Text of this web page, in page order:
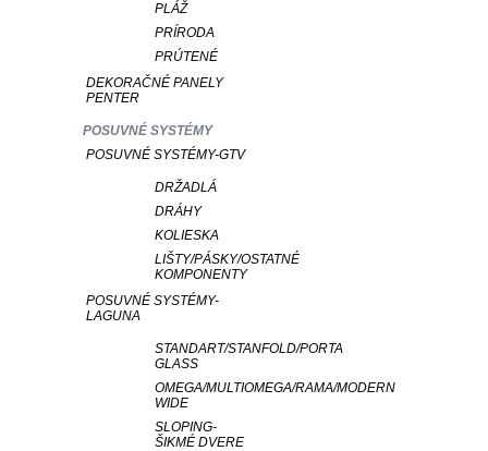
PLÁŽ
PRÍRODA
PRÚTENÉ
DEKORAČNÉ PANELY
PENTER
POSUVNÉ SYSTÉMY
POSUVNÉ SYSTÉMY-GTV
DRŽADLÁ
DRÁHY
KOLIESKA
LIŠTY/PÁSKY/OSTATNÉ
KOMPONENTY
POSUVNÉ SYSTÉMY-
LAGUNA
STANDART/STANFOLD/PORTA
GLASS
OMEGA/MULTIOMEGA/RAMA/MODERN
WIDE
SLOPING-
ŠIKMÉ DVERE